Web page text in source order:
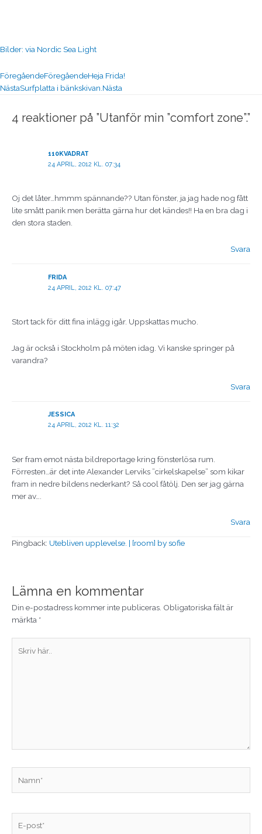
Bilder: via Nordic Sea Light
FöregåendeFöregåendeHeja Frida!
NästaSurfplatta i bänkskivan. Nästa
4 reaktioner på ”Utanför min ”comfort zone”.”
110KVADRAT
24 APRIL, 2012 KL. 07:34
Oj det låter…hmmm spännande?? Utan fönster, ja jag hade nog fått
lite smått panik men berätta gärna hur det kändes!! Ha en bra dag i
den stora staden.
Svara
FRIDA
24 APRIL, 2012 KL. 07:47
Stort tack för ditt fina inlägg igår. Uppskattas mucho.
Jag är också i Stockholm på möten idag. Vi kanske springer på
varandra?
Svara
JESSICA
24 APRIL, 2012 KL. 11:32
Ser fram emot nästa bildreportage kring fönsterlösa rum.
Förresten…är det inte Alexander Lerviks ”cirkelskapelse” som kikar
fram in nedre bildens nederkant? Så cool fåtölj. Den ser jag gärna
mer av….
Svara
Pingback: Utebliven upplevelse. | [room] by sofie
Lämna en kommentar
Din e-postadress kommer inte publiceras. Obligatoriska fält är
märkta *
här..
post*